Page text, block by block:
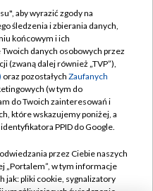
TVP
aby wyrazić zgody na
śledzenia i zbierania danych,
końcowym i ich
danych osobowych przez
(zwaną dalej również „TVP”),
oraz pozostałych Zaufanych
(w tym do
do Twoich zainteresowań i
które wskazujemy poniżej, a
PPID do Google.
przez Ciebie naszych
„Portalem”, w tym informacje
jak: pliki cookie, sygnalizatory